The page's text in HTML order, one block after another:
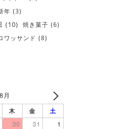
年 (3)
(10) 焼き菓子 (6)
ワッサンド (8)
月
木 金 土
30 31 1